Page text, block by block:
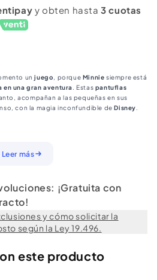
y obten hasta3 cuotas
unjuego , porque Minnie siempre está
en una gran aventura . Estas pantuflas
acompañan a las pequeñas en sus
con la magia inconfundible deDisney
Leer más
¡Gratuita con
y cómo solicitar la
según la Ley 19.496.
este producto